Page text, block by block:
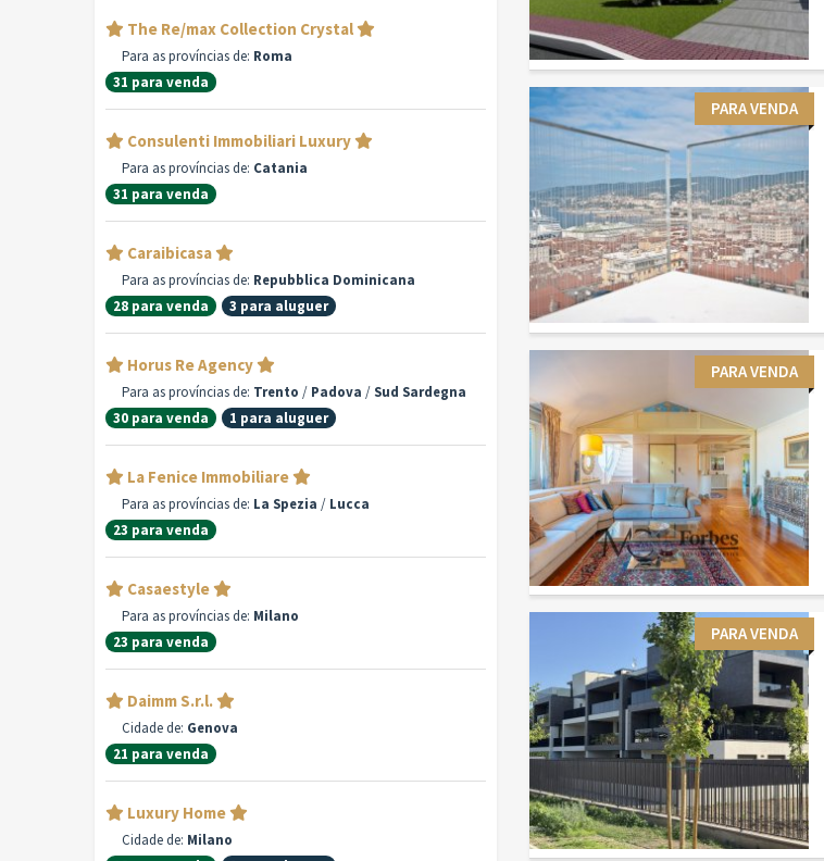
PARA VENDA
PARA VENDA
PARA VENDA
The Re/max Collection Crystal
Para as províncias de: Roma
31 para venda
Consulenti Immobiliari Luxury
Para as províncias de: Catania
31 para venda
Caraibicasa
Para as províncias de: Repubblica Dominicana
28 para venda
3 para aluguer
Horus Re Agency
Para as províncias de: Trento / Padova / Sud Sardegna
30 para venda
1 para aluguer
La Fenice Immobiliare
Para as províncias de: La Spezia / Lucca
23 para venda
Casaestyle
Para as províncias de: Milano
23 para venda
Daimm S.r.l.
Cidade de: Genova
21 para venda
Luxury Home
Cidade de: Milano